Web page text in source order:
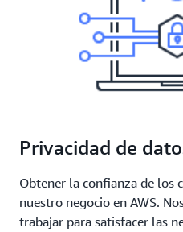
Privacidad de
Obtener la confianza de los
nuestro negocio en AWS.
trabajar para satisfacer las